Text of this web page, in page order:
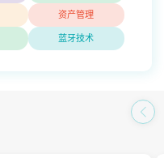
资产管理
蓝牙技术